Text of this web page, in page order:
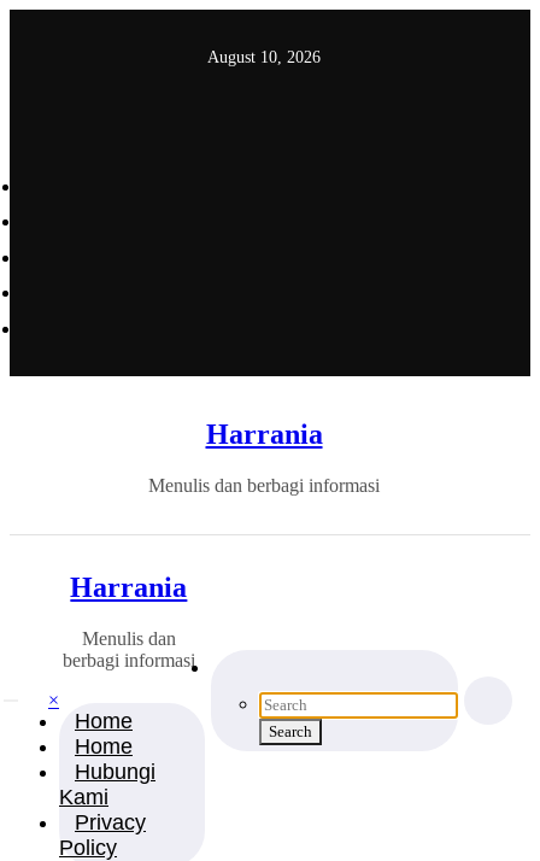
August 10, 2026
Harrania
Menulis dan berbagi informasi
×
Harrania
Menulis dan
berbagi informasi
Home
Home
Hubungi
Kami
Privacy
Policy